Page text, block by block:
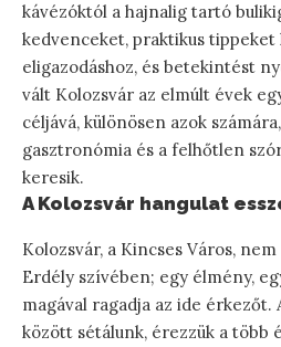
kávézóktól a hajnalig tartó
kedvenceket, praktikus tippeket
eligazodáshoz, és betekintést
vált Kolozsvár az elmúlt évek
céljává, különösen azok
gasztronómia és a felhőtlen
keresik.
A Kolozsvár hangulat
Kolozsvár, a Kincses Város,
Erdély szívében; egy élmény,
magával ragadja az ide
között sétálunk, érezzük a több